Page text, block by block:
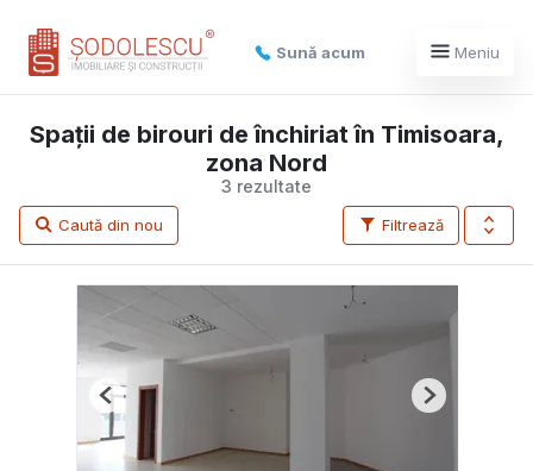
Sună acum Meniu
3 rezultate
Spații de birouri de închiriat în Timisoara,
zona Nord
Filtrează
Caută din nou
Previous Next